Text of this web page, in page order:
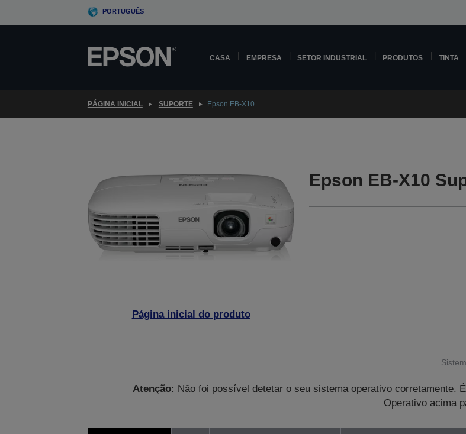
PORTUGUÊS
CASA EMPRESA SETOR INDUSTRIAL PRODUTOS TINTA
PÁGINA INICIAL SUPORTE Epson EB-X10
Página inicial do produto
Epson EB-X10
Atenção: Não foi possível detetar o seu sistema operativo corretamente.
Operativo acima